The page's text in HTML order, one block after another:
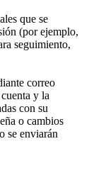
que se
(por ejemplo,
seguimiento,
correo
y la
con su
o cambios
se enviarán